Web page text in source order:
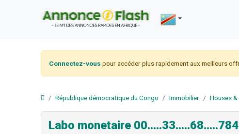
Connectez-vous pour accéder plus rapidement aux meilleurs
République démocratique du Congo Immobilier Houses
Labo monetaire